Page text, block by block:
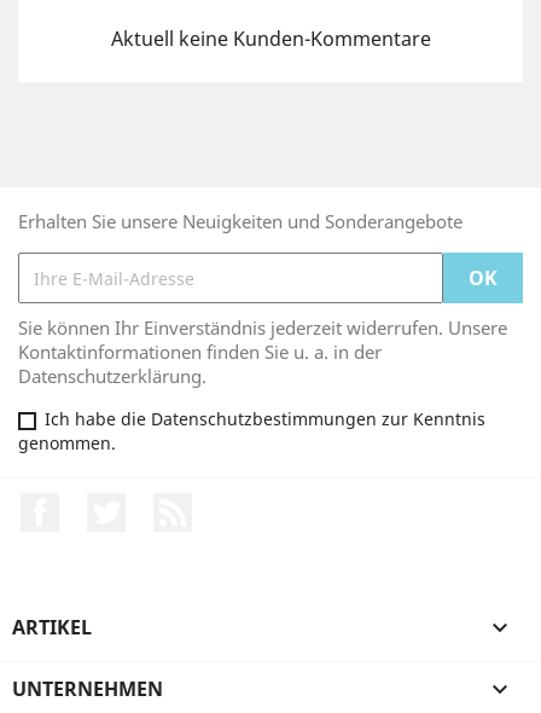
Aktuell keine Kunden-Kommentare
Erhalten Sie unsere Neuigkeiten und Sonderangebote
Sie können Ihr Einverständnis jederzeit widerrufen. Unsere
Kontaktinformationen finden Sie u. a. in der
Datenschutzerklärung.
Ich habe die Datenschutzbestimmungen zur Kenntnis
genommen.
ARTIKEL 
UNTERNEHMEN 